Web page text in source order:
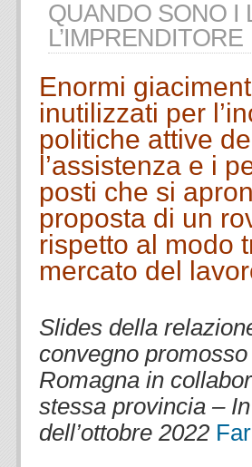
QUANDO SONO I
L’IMPRENDITORE
Enormi
inutilizzati per
politiche attive
l’assistenza e i
posti che si
proposta di un
rispetto al modo
mercato del
Slides della
convegno
Romagna in
stessa provincia –
dell’ottobre 2022